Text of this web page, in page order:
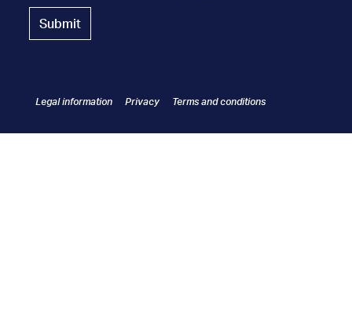
Legal information Privacy Terms and conditions